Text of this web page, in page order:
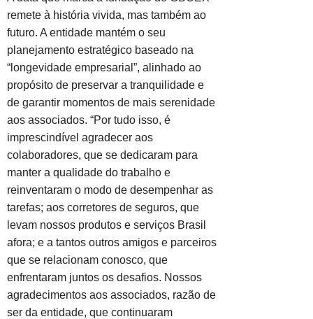
remete à história vivida, mas também ao
futuro. A entidade mantém o seu
planejamento estratégico baseado na
“longevidade empresarial”, alinhado ao
propósito de preservar a tranquilidade e
de garantir momentos de mais serenidade
aos associados. “Por tudo isso, é
imprescindível agradecer aos
colaboradores, que se dedicaram para
manter a qualidade do trabalho e
reinventaram o modo de desempenhar as
tarefas; aos corretores de seguros, que
levam nossos produtos e serviços Brasil
afora; e a tantos outros amigos e parceiros
que se relacionam conosco, que
enfrentaram juntos os desafios. Nossos
agradecimentos aos associados, razão de
ser da entidade, que continuaram